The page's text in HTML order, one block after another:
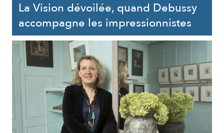
La Vision dévoilée, quand Debussy
accompagne les impressionnistes